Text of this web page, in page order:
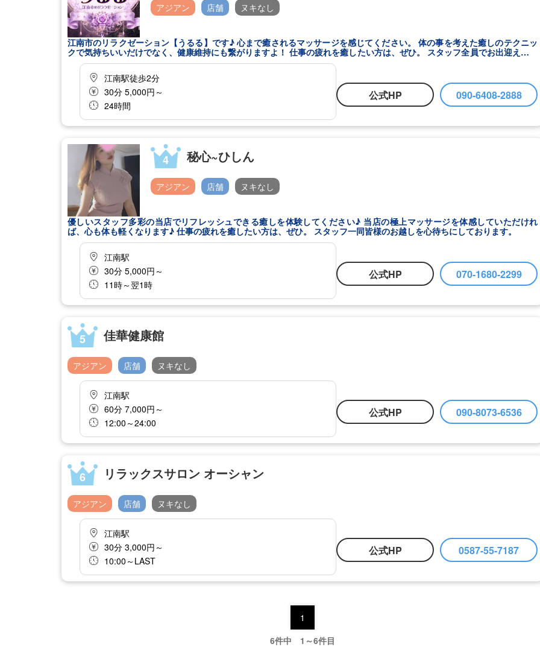
アジアン 店舗 ヌキなし
江南市のリラクゼーション【うるる】です♪ 心まで癒されるマッサージを感じてください。 体の事を考えた癒しのテクニッ
クで気持ちいいだけでなく、健康維持にも繋がりますよ！ 仕事の疲れを癒したい方は、ぜひ。 スタッフ全員でお出迎えしま
江南駅徒歩2分
30分 5,000円～
24時間
公式HP 090-6408-2888
4 秘心~ひしん
アジアン 店舗 ヌキなし
優しいスタッフ多彩の当店でリフレッシュできる癒しを体験してください♪ 当店の極上マッサージを体感していただけれ
ば、心も体も軽くなります♪ 仕事の疲れを癒したい方は、ぜひ。 スタッフ一同皆様のお越しを心待ちにしております。
江南駅
30分 5,000円～
11時～翌1時
公式HP 070-1680-2299
5 佳華健康館
アジアン 店舗 ヌキなし
江南駅
60分 7,000円～
12:00～24:00
公式HP 090-8073-6536
6 リラックスサロン オーシャン
アジアン 店舗 ヌキなし
江南駅
30分 3,000円～
10:00～LAST
公式HP 0587-55-7187
1
6件中 1～6件目